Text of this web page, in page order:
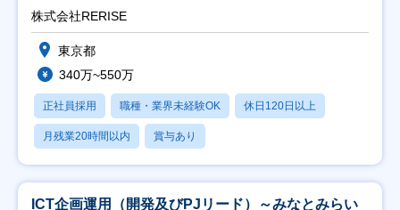
株式会社RERISE
東京都
340万~550万
正社員採用 職種・業界未経験OK 休日120日以上
月残業20時間以内 賞与あり
ICT企画運用（開発及びPJリード）～みなとみらい